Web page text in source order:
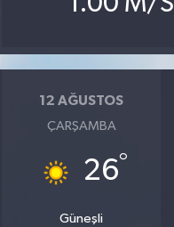
12 AĞUSTOS
ÇARŞAMBA
26°
Güneşli